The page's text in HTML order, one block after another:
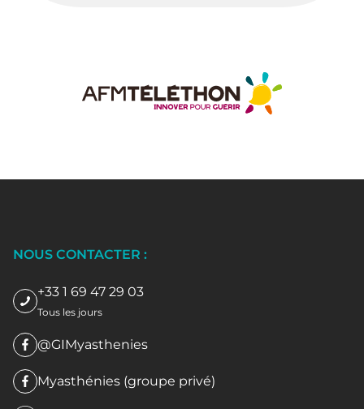
NOUS CONTACTER :
+33 1 69 47 29 03
Tous les jours
@GIMyasthenies
Myasthénies (groupe privé)